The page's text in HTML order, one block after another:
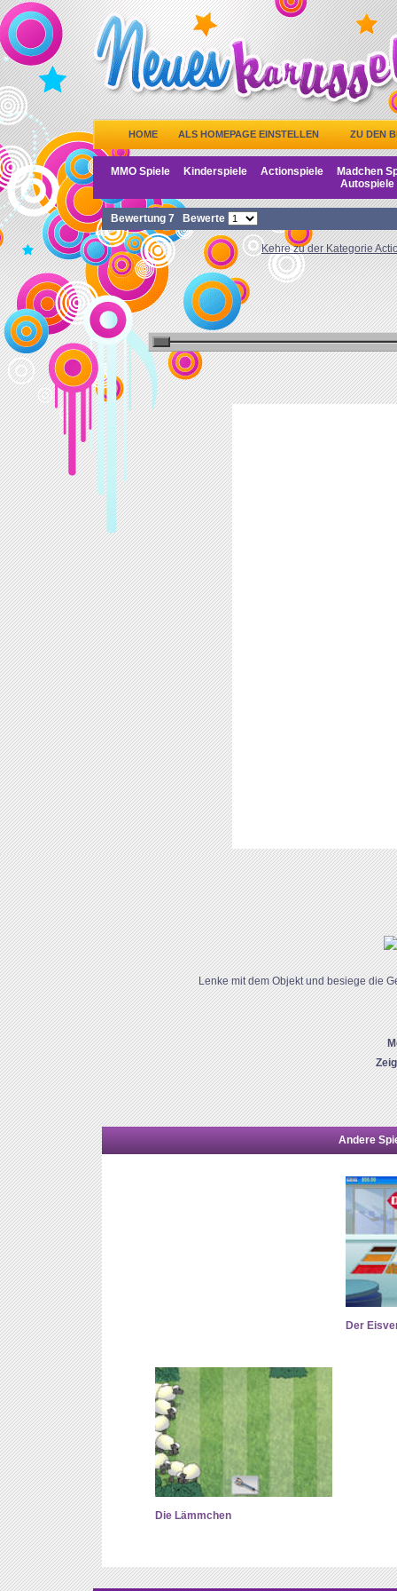
HOME ALS HOMEPAGE EINSTELLEN ZU DEN
MMO Spiele Kinderspiele Actionspiele
Madchen
Autospiele
Bewertung 7 Bewerte
Kehre zu der Kategorie
Lenke mit dem Objekt und besiege die
Andere
Der
Die Lämmchen